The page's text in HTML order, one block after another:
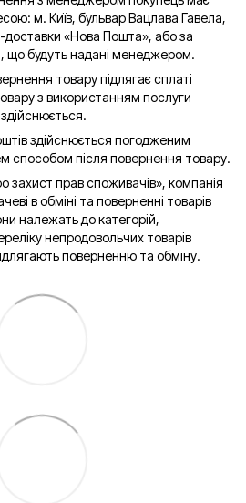
м. Київ, бульвар Вацлава Гавела,
«Нова Пошта», або за
що будуть надані менеджером.
товару підлягає сплаті
з використанням послуги
здійснюється погодженим
способом після повернення товару.
захист прав споживачів», компанія
в обміні та поверненні товарів
належать до категорій,
непродовольчих товарів
поверненню та обміну.